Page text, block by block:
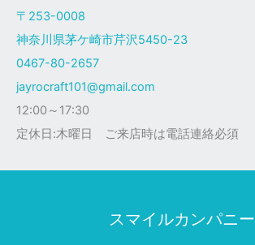
ク
様
〒253-0008
神奈川県茅ケ崎市芹沢5450-23
0467-80-2657
jayrocraft101@gmail.com
12:00～17:30
定休日:木曜日 ご来店時は電話連絡必須
スマイルカンパニー